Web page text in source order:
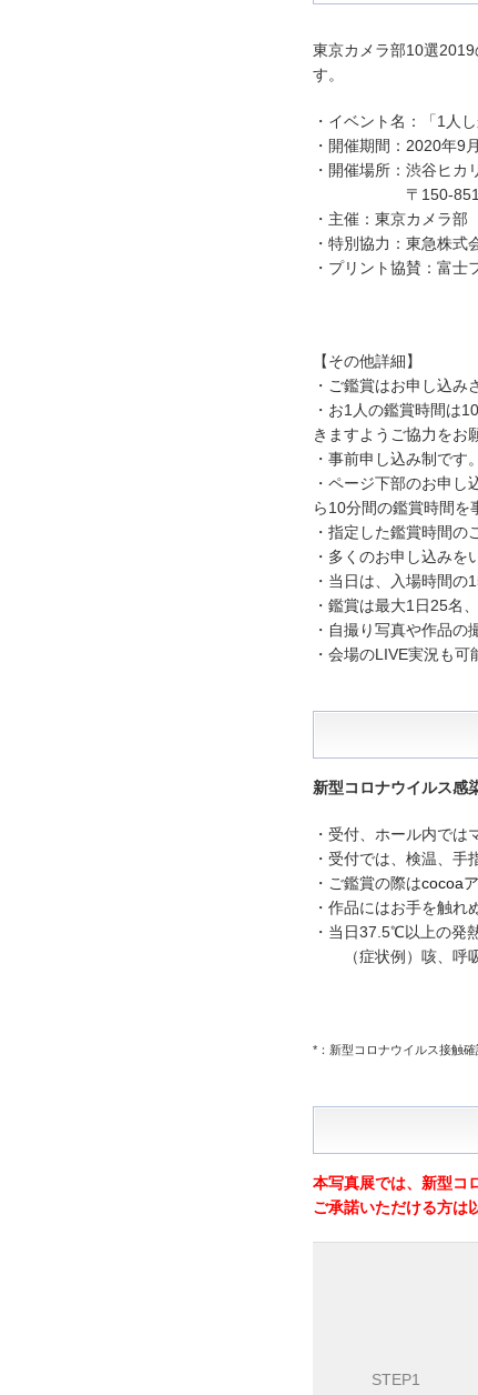
東京カメラ部10選
す。
・イベント名：「1人
・開催期間：2020年
・開催場所：渋谷ヒ
〒150-8510 東
・主催：東京カメラ部
・特別協力：東急株式
・プリント協賛：富
【その他詳細】
・ご鑑賞はお申し込み
・お1人の鑑賞時間は
きますようご協力をお
・事前申し込み制です。
・ページ下部のお申
ら10分間の鑑賞時間を
・指定した鑑賞時間の
・多くのお申し込みを
・当日は、入場時間
・鑑賞は最大1日25名
・自撮り写真や作品の
・会場のLIVE実況も可
新型コロナウイルス感
・受付、ホール内では
・受付では、検温、手
・ご鑑賞の際はcocoa
・作品にはお手を触れ
・当日37.5℃以上の発
（症状例）咳、呼吸
*：新型コロナウイルス接触
本写真展では、新型コ
ご承諾いただける方は
STEP1